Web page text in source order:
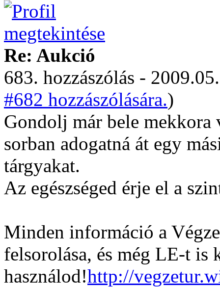
Re: Aukció
683. hozzászólás -
#682 hozzászólására.)
Gondolj már bele mekkora
sorban adogatná át egy
tárgyakat.
Az egészséged érje el a
Minden információ a
felsorolása, és még LE-t is
használod!http://